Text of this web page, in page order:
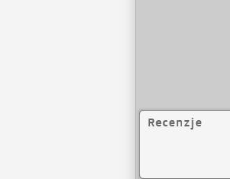
Recenzje